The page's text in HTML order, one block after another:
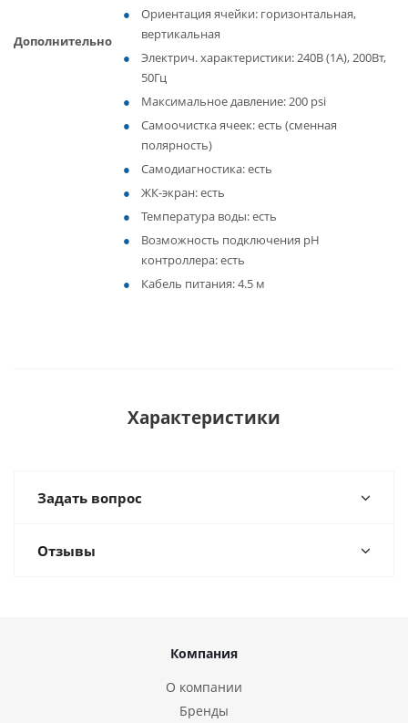
Дополнительно
Ориентация ячейки: горизонтальная,
вертикальная
Электрич. характеристики: 240В (1А), 200Вт,
50Гц
Максимальное давление: 200 psi
Самоочистка ячеек: есть (сменная
полярность)
Самодиагностика: есть
ЖК-экран: есть
Температура воды: есть
Возможность подключения pH
контроллера: есть
Кабель питания: 4.5 м
Характеристики
Задать вопрос
Отзывы
Компания
О компании
Бренды